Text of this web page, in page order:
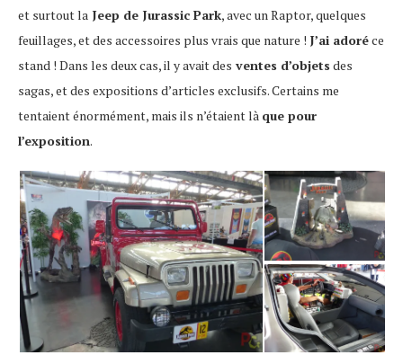
et surtout la Jeep de Jurassic Park, avec un Raptor, quelques
feuillages, et des accessoires plus vrais que nature ! J’ai adoréce
stand ! Dans les deux cas, il y avait des ventes d’objets des
sagas, et des expositions d’articles exclusifs. Certains me
tentaient énormément, mais ils n’étaient là que pour
l’exposition.